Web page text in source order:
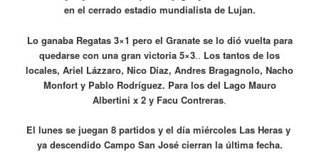
en el cerrado estadio mundialista de Lujan.
Lo ganaba Regatas 3×1 pero el Granate se lo dió vuelta para
quedarse con una gran victoria 5×3.. Los tantos de los
locales, Ariel Lázzaro, Nico Díaz, Andres Bragagnolo, Nacho
Monfort y Pablo Rodríguez. Para los del Lago Mauro
Albertini x 2 y Facu Contreras.
El lunes se juegan 8 partidos y el día miércoles Las Heras y
ya descendido Campo San José cierran la última fecha.